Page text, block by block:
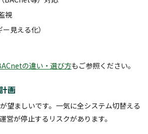
視
見える化）
の違い・選び方もご参照ください。
画
望ましいです。一気に全システム切替える
営が停止するリスクがあります。